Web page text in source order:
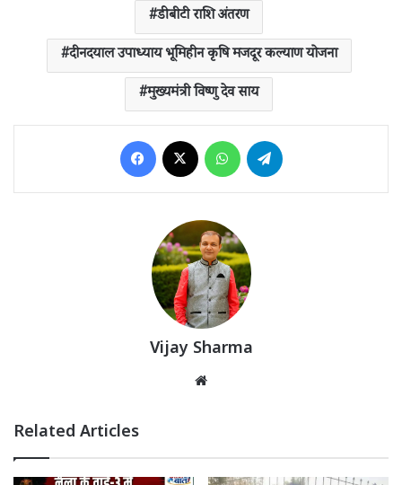
डीबीटी राशि अंतरण
दीनदयाल उपाध्याय भूमिहीन कृषि मजदूर कल्याण योजना
मुख्यमंत्री विष्णु देव साय
Facebook WhatsApp
Vijay Sharma
Related Articles